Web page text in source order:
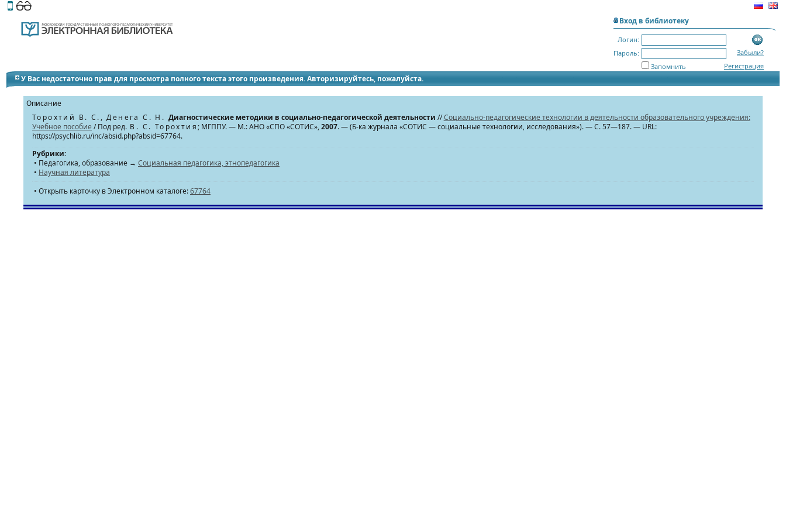
Этот сайт поддерживает
Вход в библиотеку
Логин:
Пароль:
Забыли?
Регистрация
Запомнить
У Вас недостаточно прав для просмотра полного текста этого произведения. Авторизируйтесь, пожалуйста.
Описание
Торохтий В. С., Денега С. Н. Диагностические методики в социально-педагогической деятельности //Социально-педагогические технологии в деятельности образовательного учреждения:
Учебное пособие / Под ред. В. С. Торохтия ; МГППУ. — М.: АНО «СПО «СОТИС»,2007. — (Б-ка журнала «СОТИС — социальные технологии, исследования»). — С. 57—187. — URL:
https://psychlib.ru/inc/absid.php?absid=67764.
Рубрики:
• Педагогика, образование → Социальная педагогика, этнопедагогика
• Научная литература
• Открыть карточку в Электронном каталоге:67764